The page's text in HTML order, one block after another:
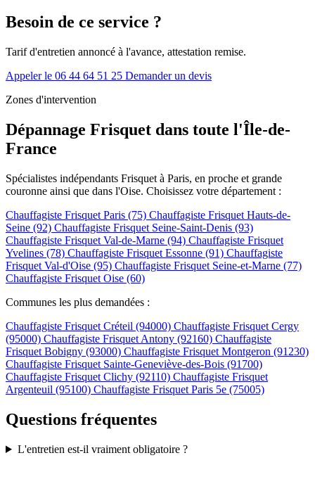
Besoin de ce service ?
Tarif d'entretien annoncé à l'avance, attestation remise.
Appeler le 06 44 64 51 25 Demander un devis
Zones d'intervention
Dépannage Frisquet dans toute l'Île-de-
France
Spécialistes indépendants Frisquet à Paris, en proche et grande
couronne ainsi que dans l'Oise. Choisissez votre département :
Chauffagiste Frisquet Paris (75) Chauffagiste Frisquet Hauts-de-
Seine (92) Chauffagiste Frisquet Seine-Saint-Denis (93)
Chauffagiste Frisquet Val-de-Marne (94) Chauffagiste Frisquet
Yvelines (78) Chauffagiste Frisquet Essonne (91) Chauffagiste
Frisquet Val-d'Oise (95) Chauffagiste Frisquet Seine-et-Marne (77)
Chauffagiste Frisquet Oise (60)
Communes les plus demandées :
Chauffagiste Frisquet Créteil (94000) Chauffagiste Frisquet Cergy
(95000) Chauffagiste Frisquet Antony (92160) Chauffagiste
Frisquet Bobigny (93000) Chauffagiste Frisquet Montgeron (91230)
Chauffagiste Frisquet Sainte-Geneviève-des-Bois (91700)
Chauffagiste Frisquet Clichy (92110) Chauffagiste Frisquet
Argenteuil (95100) Chauffagiste Frisquet Paris 5e (75005)
Questions fréquentes
L'entretien est-il vraiment obligatoire ?